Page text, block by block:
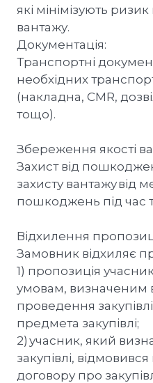
які мінімізують
вантажу.
Документація:
Транспортні
необхідних
(накладна, CMR,
тощо).
Збереження якості
Захист від
захисту вантажу від
пошкоджень під час
Відхилення
Замовник відхиляє
1) пропозиція
умовам, визначеним
проведення
предмета закупівлі;
2) учасник, який
закупівлі,
договору про